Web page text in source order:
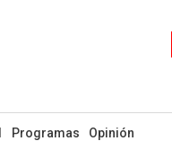
Programas Opinión